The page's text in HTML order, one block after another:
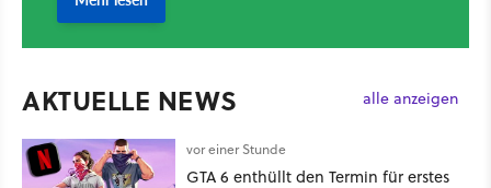
AKTUELLE NEWS alle anzeigen
vor einer Stunde
GTA 6 enthüllt den Termin für erstes